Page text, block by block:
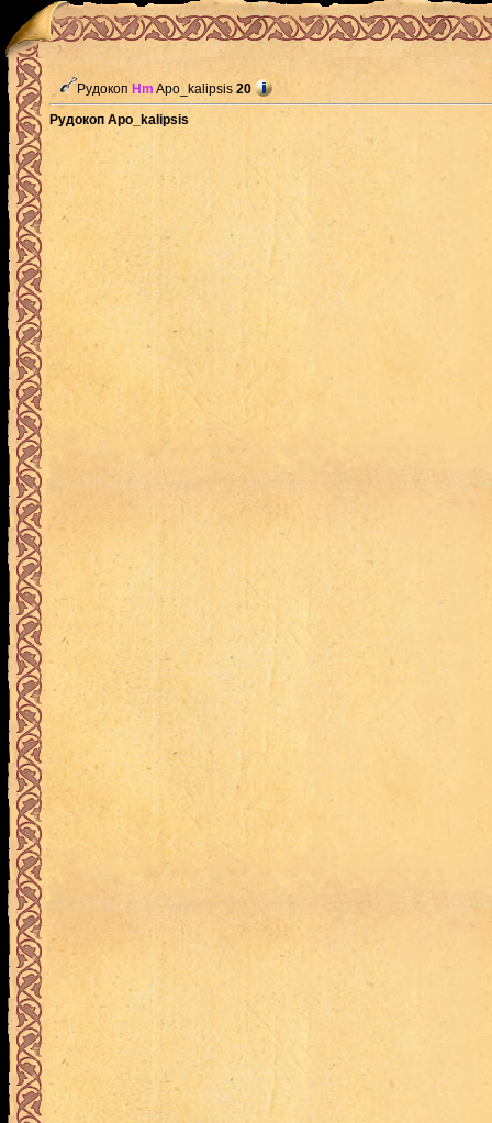
Рудокоп Hm Apo_kalipsis 20
Рудокоп Apo_kalipsis